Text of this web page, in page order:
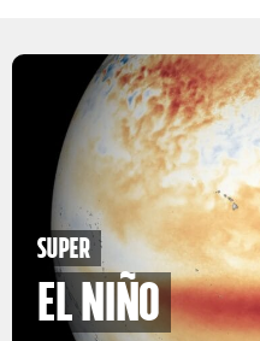
Super
El Niño